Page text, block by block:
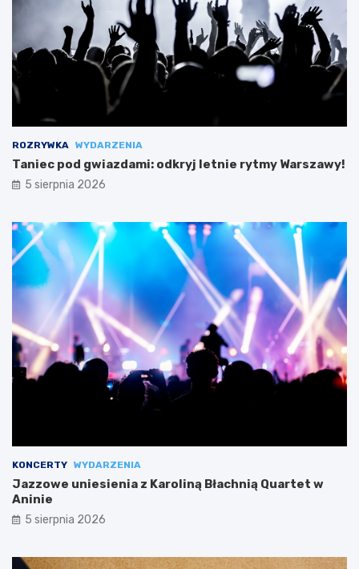
ROZRYWKA WYDARZENIA
Taniec pod gwiazdami: odkryj letnie rytmy Warszawy!
5 sierpnia 2026
KONCERTY WYDARZENIA
Jazzowe uniesienia z Karoliną Błachnią Quartet w
Aninie
5 sierpnia 2026